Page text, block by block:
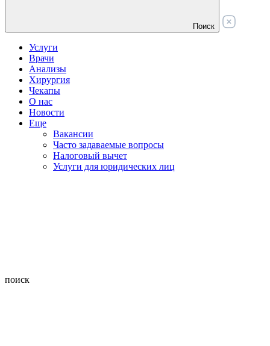
Поиск
Услуги
Врачи
Анализы
Хирургия
Чекапы
О нас
Новости
Еще
Вакансии
Часто задаваемые вопросы
Налоговый вычет
Услуги для юридических лиц
поиск